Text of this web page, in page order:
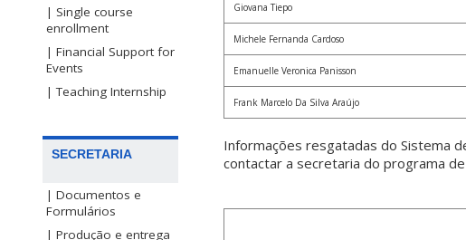
| Single course
enrollment
| Financial Support for
Events
| Teaching Internship
SECRETARIA
| Documentos e
Formulários
| Produção e entrega
Giovana Tiepo
Michele Fernanda Cardoso
Emanuelle Veronica Panisson
Frank Marcelo Da Silva Araújo
Informações resgatadas do Sistema
contactar a secretaria do programa